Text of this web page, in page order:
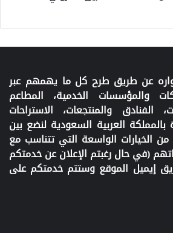
عن طريق طرح كل ما يهمهم عبر
والمؤسسات الخدمية، المطاعم
الفنادق والمنتجعات، الاستراحات
العربية السعودية لنضع بين
الخيارات الواسعة التي تتناسب مع
(في حال رغبتم الإعلان عن خدمتكم
إيميل الموقع وستتم خدمتكم على